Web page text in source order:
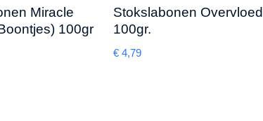
Miracle
100gr
Stokslabonen Overvloed
100gr.
€ 4,79